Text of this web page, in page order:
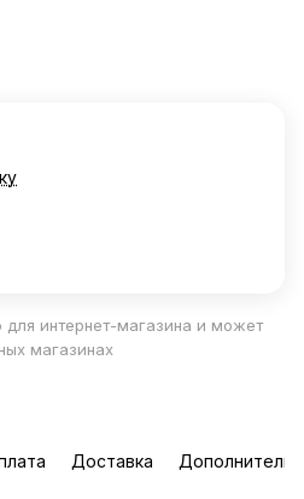
для интернет-магазина и может
магазинах
Доставка